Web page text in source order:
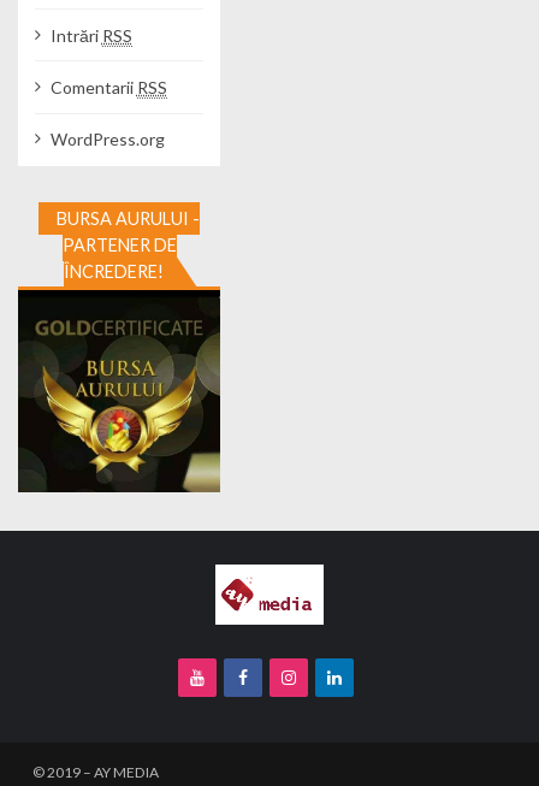
Intrări RSS
Comentarii RSS
WordPress.org
BURSA AURULUI -
PARTENER DE
ÎNCREDERE!